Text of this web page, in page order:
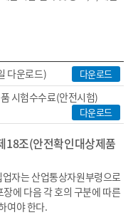
다운로드) 다운로드
시험수수료(안전시험)
다운로드
18조(안전확인대상제품
자는 산업통상자원부령으로
에 다음 각 호의 구분에 따른
여야 한다.